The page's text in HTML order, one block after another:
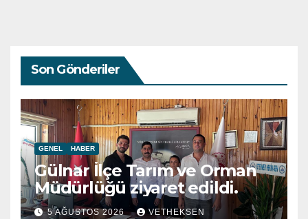
Son Gönderiler
GENEL HABER
Gülnar İlçe Tarım ve Orman
Müdürlüğü ziyaret edildi.
5 AĞUSTOS 2026 VETHEKSEN